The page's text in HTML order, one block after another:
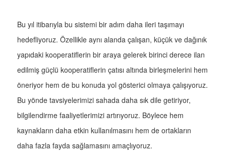
Bu yıl itibarıyla bu sistemi bir adım daha ileri taşımayı
hedefliyoruz. Özellikle aynı alanda çalışan, küçük ve dağınık
yapıdaki kooperatiflerin bir araya gelerek birinci derece ilan
edilmiş güçlü kooperatiflerin çatısı altında birleşmelerini hem
öneriyor hem de bu konuda yol gösterici olmaya çalışıyoruz.
Bu yönde tavsiyelerimizi sahada daha sık dile getiriyor,
bilgilendirme faaliyetlerimizi artırıyoruz. Böylece hem
kaynakların daha etkin kullanılmasını hem de ortakların
daha fazla fayda sağlamasını amaçlıyoruz.